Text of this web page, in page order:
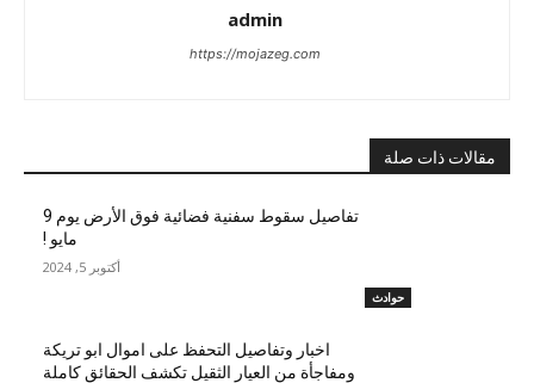
admin
https://mojazeg.com
مقالات ذات صلة
حوادث
تفاصيل سقوط سفنية فضائية فوق الأرض يوم 9
مايو !
أكتوبر 5, 2024
اخبار وتفاصيل التحفظ على اموال ابو تريكة
ومفاجأة من العيار الثقيل تكشف الحقائق كاملة